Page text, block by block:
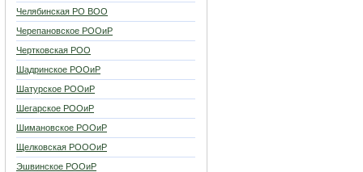
Челябинская РО ВОО
Черепановское РООиР
Чертковская РОО
Шадринское РООиР
Шатурское РООиР
Шегарское РООиР
Шимановское РООиР
Щелковская РОООиР
Эшвинское РООиР